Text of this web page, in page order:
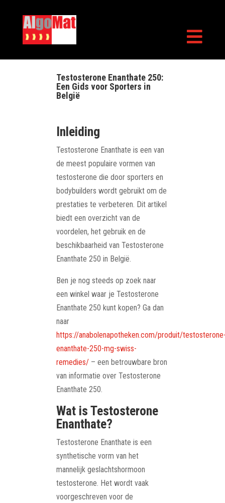

Testosterone Enanthate 250:
Een Gids voor Sporters in
België
Inleiding
Testosterone Enanthate is een van
de meest populaire vormen van
testosterone die door sporters en
bodybuilders wordt gebruikt om de
prestaties te verbeteren. Dit artikel
biedt een overzicht van de
voordelen, het gebruik en de
beschikbaarheid van Testosterone
Enanthate 250 in België.
Ben je nog steeds op zoek naar
een winkel waar je Testosterone
Enanthate 250 kunt kopen? Ga dan
naar
https://anabolenapotheken.com/produit/
enanthate-250-mg-swiss-
remedies/ – een betrouwbare bron
van informatie over Testosterone
Enanthate 250.
Wat is Testosterone
Enanthate?
Testosterone Enanthate is een
synthetische vorm van het
mannelijk geslachtshormoon
testosterone. Het wordt vaak
voorgeschreven voor de